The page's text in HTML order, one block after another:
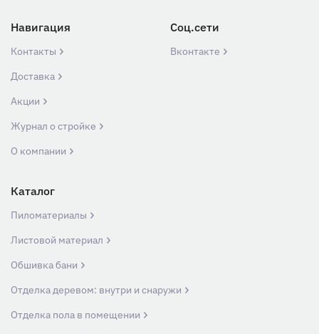
Навигация
Контакты
Доставка
Акции
Журнал о стройке
О компании
Соц.сети
Вконтакте
Каталог
Пиломатериалы
Листовой материал
Обшивка бани
Отделка деревом: внутри и снаружи
Отделка пола в помещении